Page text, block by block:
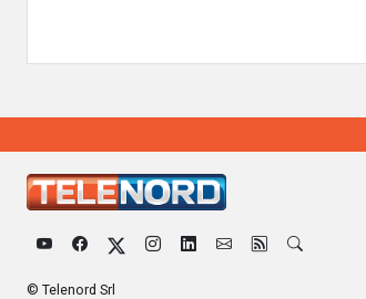
© Telenord Srl